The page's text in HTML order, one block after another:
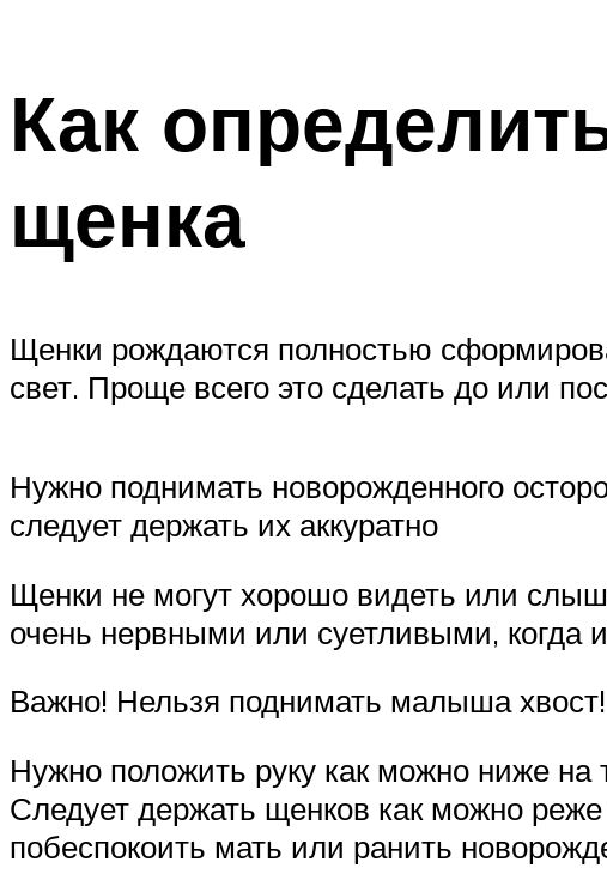
Как
щенка
Щенки рождаются полностью
свет. Проще всего это сделать до или
Нужно поднимать новорожденного
следует держать их аккуратно
Щенки не могут хорошо видеть или
очень нервными или суетливыми, когда
Важно! Нельзя поднимать малыша хвост!
Нужно положить руку как можно ниже
Следует держать щенков как можно
побеспокоить мать или ранить